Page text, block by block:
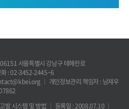
06151 서울특별시 강남구 테헤란로
화 : 02-3452-2445~6
개인정보관리 책임자 : 남재우
발 시스템 및 방법
등록일 : 2008.07.10